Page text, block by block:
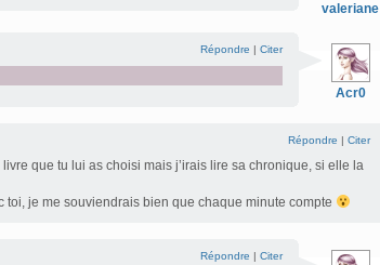
valeriane
Acr0
Répondre | Citer
Répondre | Citer
que tu lui as choisi mais j’irais lire sa chronique, si elle la
toi, je me souviendrais bien que chaque minute compte
Répondre | Citer